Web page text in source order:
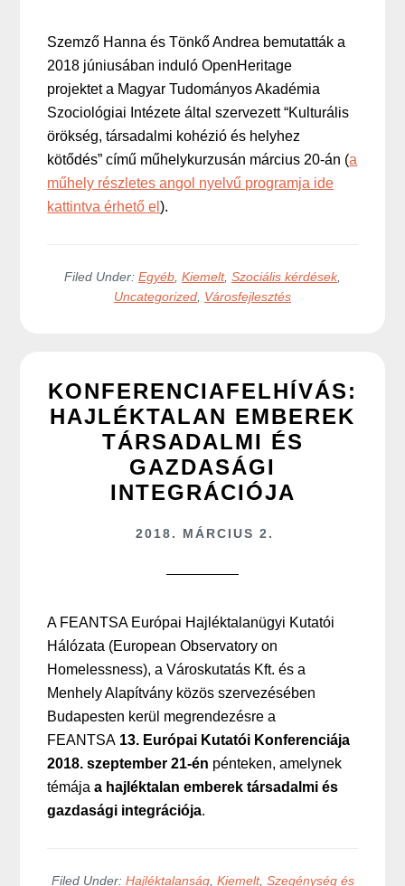
Szemző Hanna és Tönkő Andrea bemutatták a
2018 júniusában induló OpenHeritage
projektet a Magyar Tudományos Akadémia
Szociológiai Intézete által szervezett “Kulturális
örökség, társadalmi kohézió és helyhez
kötődés” című műhelykurzusán március 20-án (a
műhely részletes angol nyelvű programja ide
kattintva érhető el).
Filed Under: Egyéb Kiemelt, Szociális kérdések,
Uncategorized Városfejlesztés
KONFERENCIAFELHÍVÁS:
HAJLÉKTALAN EMBEREK
TÁRSADALMI ÉS
GAZDASÁGI
INTEGRÁCIÓJA
2018. MÁRCIUS 2.
A FEANTSA Európai Hajléktalanügyi Kutatói
Hálózata (European Observatory on
Homelessness), a Városkutatás Kft. és a
Menhely Alapítvány közös szervezésében
Budapesten kerül megrendezésre a
FEANTSA 13. Európai Kutatói Konferenciája
2018. szeptember 21-én pénteken, amelynek
témájaa hajléktalan emberek társadalmi és
gazdasági integrációja.
Filed Under: Hajléktalanság, Kiemelt, Szegénység és